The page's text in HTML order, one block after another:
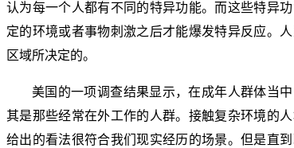
认为每一个人都有不同的特异功能。而这些特异
定的环境或者事物刺激之后才能爆发特异反应。
区域所决定的。
美国的一项调查结果显示，在成年人群体当
其是那些经常在外工作的人群。接触复杂环境的
给出的看法很符合我们现实经历的场景。但是直